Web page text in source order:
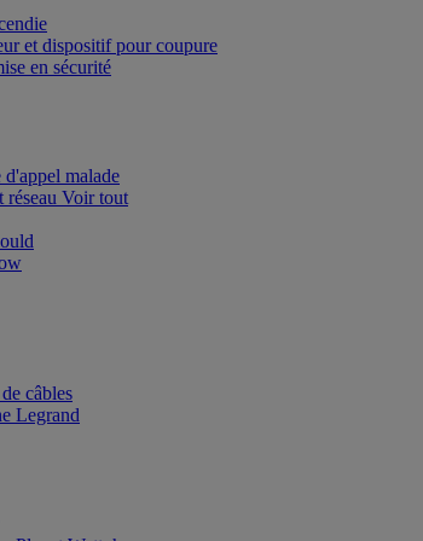
et dispositif pour coupure
en sécurité
d'appel malade
réseau Voir tout
câbles
Legrand